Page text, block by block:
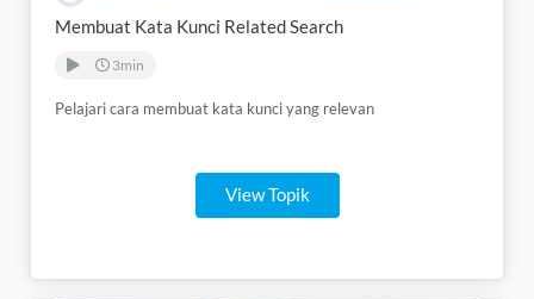
Membuat Kata Kunci Related Search
3min
Pelajari cara membuat kata kunci yang relevan
View Topik